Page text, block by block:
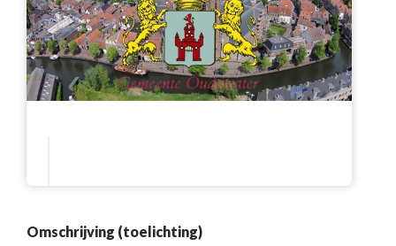
Omschrijving (toelichting)